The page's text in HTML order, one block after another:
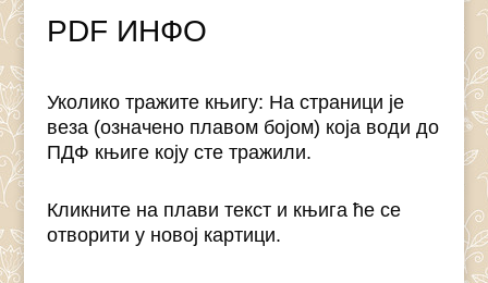
PDF ИНФО
Уколико тражите књигу: На страници је
веза (означено плавом бојом) која води до
ПДФ књиге коју сте тражили.
Кликните на плави текст и књига ће се
отворити у новој картици.